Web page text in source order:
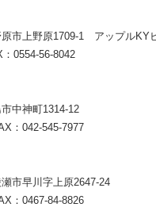
市上野原1709-1 アップルKY
0554-56-8042
中神町1314-12
：042-545-7977
市早川字上原2647-24
：0467-84-8826